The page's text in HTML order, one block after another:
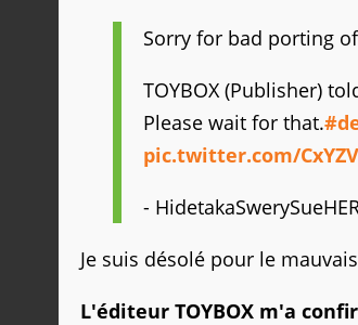
Sorry for bad porting
TOYBOX (Publisher)
Please wait for that.
pic.twitter.com/
-
Je suis désolé pour le
L'éditeur TOYBOX m'a